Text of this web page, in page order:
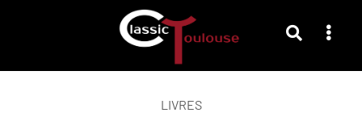
LIVRES